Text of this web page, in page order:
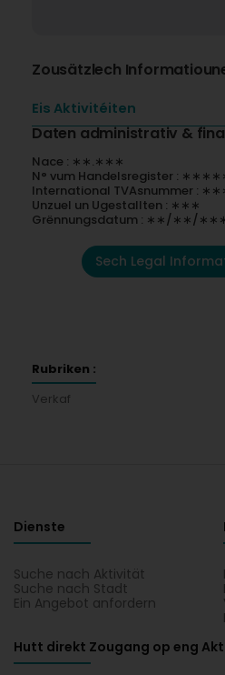
Zousätzlech
Eis Aktivitéiten
Daten administrativ &
Nace : ∗∗.∗∗∗
N° vum Handelsregister :
International TVAsnummer :
Unzuel un Ugestallten : ∗∗∗
Grënnungsdatum : ∗∗/∗∗/
Sech Legal
Rubriken :
Verkaf
Dienste
Suche nach Aktivität
Suche nach Stadt
Ein Angebot anfordern
Hutt direkt Zougang op eng